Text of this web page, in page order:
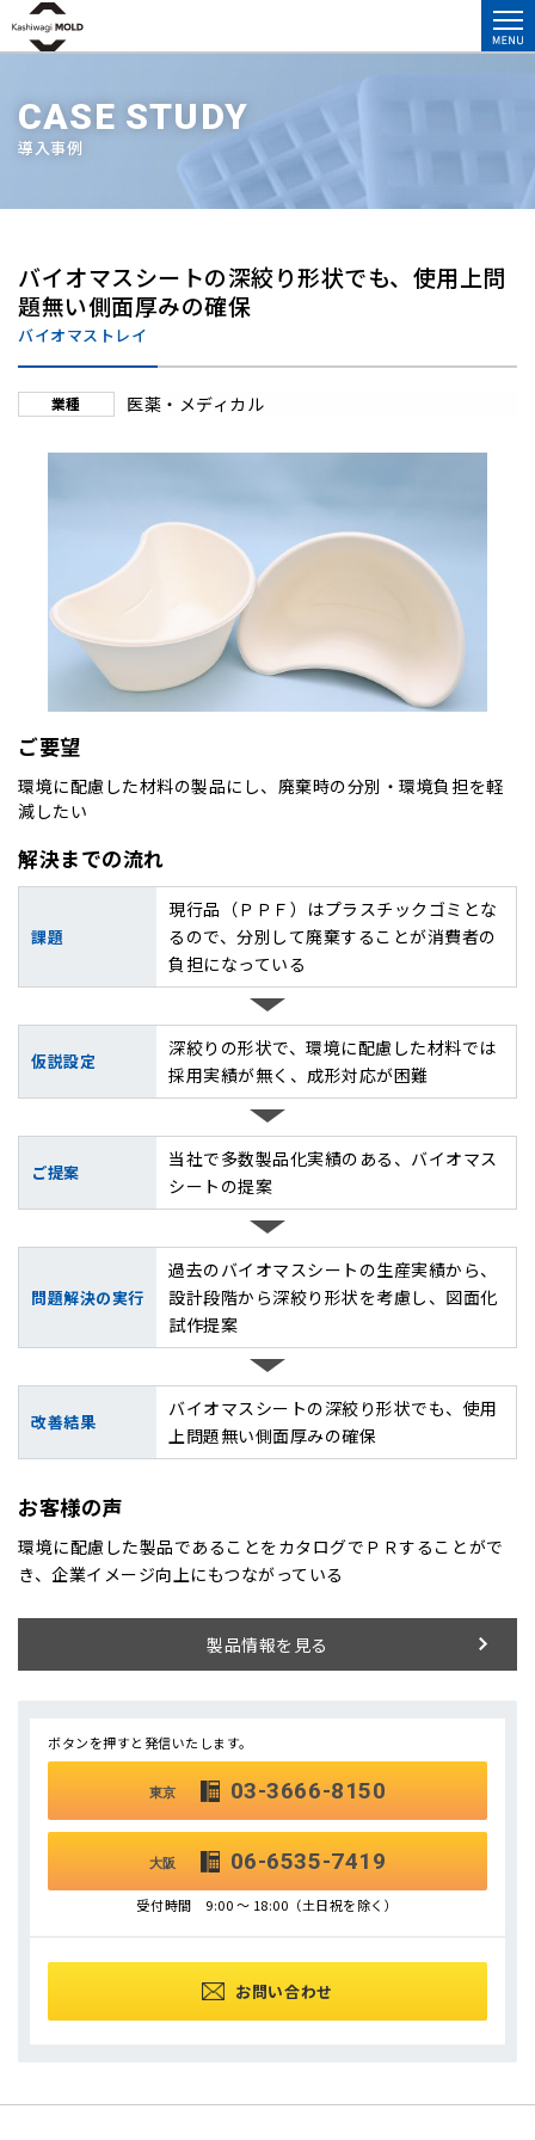
CASE STUDY
導入事例
バイオマスシートの深絞り形状でも、使用上問
題無い側面厚みの確保
バイオマストレイ
業種 医薬・メディカル
ご要望
環境に配慮した材料の製品にし、廃棄時の分別・環境負担を軽
減したい
解決までの流れ
課題
現行品（ＰＰＦ）はプラスチックゴミとな
るので、分別して廃棄することが消費者の
負担になっている
仮説設定
深絞りの形状で、環境に配慮した材料では
採用実績が無く、成形対応が困難
ご提案
当社で多数製品化実績のある、バイオマス
シートの提案
問題解決の実行
過去のバイオマスシートの生産実績から、
設計段階から深絞り形状を考慮し、図面化
試作提案
改善結果
バイオマスシートの深絞り形状でも、使用
上問題無い側面厚みの確保
お客様の声
環境に配慮した製品であることをカタログでＰＲすることがで
き、企業イメージ向上にもつながっている
製品情報を見る
ボタンを押すと発信いたします。
東京 03-3666-8150
大阪 06-6535-7419
受付時間 9:00 ～ 18:00（土日祝を除く）
お問い合わせ